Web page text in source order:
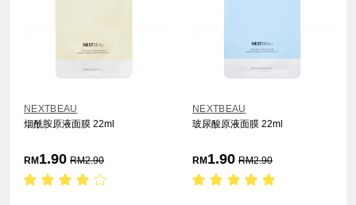
NEXTBEAU
烟酰胺原液面膜 22ml
RM 1.90 RM2.90
NEXTBEAU
玻尿酸原液面膜 22ml
RM 1.90 RM2.90